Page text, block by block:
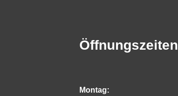
Öffnungszeiten
Montag: